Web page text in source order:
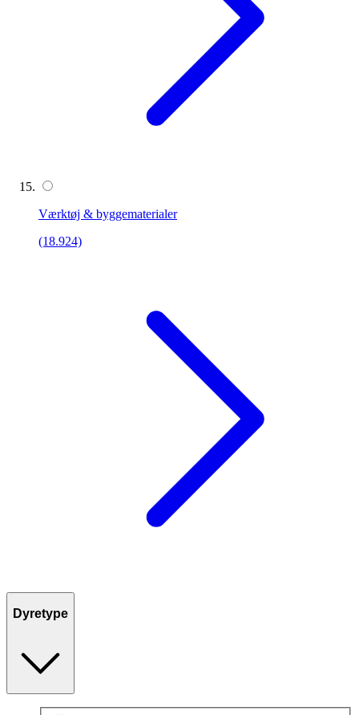
Værktøj & byggematerialer
(18.924)
Dyretype